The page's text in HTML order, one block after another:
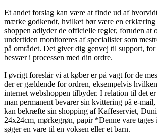
Et andet forslag kan være at finde ud af
mærke godkendt, hvilket bør være en erklæring
shoppen adlyder de officielle regler, foruden at
undertiden monitoreres af specialister som
på området. Det giver dig genvej til support,
besvær i processen med din ordre.
I øvrigt foreslår vi at køber er på vagt for de
der er gældende for ordren, eksempelvis
internet webshoppen tilbyder. I relation til det
man permanent bevarer sin kvittering på e-
kan bekræfte sin shopping af Kaffeserviet,
24x24cm, mørkegrøn, papir *Denne vare
søger en vare til en voksen eller et barn.